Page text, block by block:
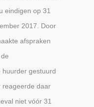
eindigen op 31
2017. Door
afspraken
huurder gestuurd
reageerde daar
niet vóór 31